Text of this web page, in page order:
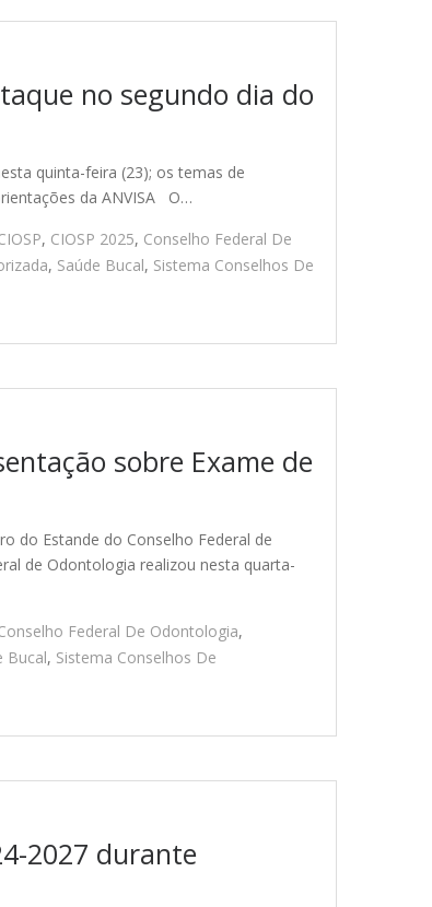
no segundo dia do
quinta-feira (23); os temas de
da ANVISA O…
, CIOSP 2025, Conselho Federal De
, Saúde Bucal, Sistema Conselhos De
sobre Exame de
do Estande do Conselho Federal de
de Odontologia realizou nesta quarta-
Federal De Odontologia,
Bucal, Sistema Conselhos De
2027 durante